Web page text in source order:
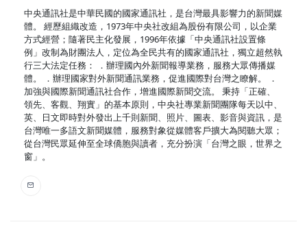
中央通訊社是中華民國的國家通訊社，是台灣最具影響力的新聞媒
體。 經歷組織改造，1973年中央社改組為股份有限公司，以企業
方式經營；隨著民主化發展，1996年依據「中央通訊社設置條
例」改制為財團法人，定位為全民共有的國家通訊社，獨立超然執
行三大法定任務： ．辦理國內外新聞報導業務，服務大眾傳播媒
體。 ．辦理國家對外新聞通訊業務，促進國際對台灣之瞭解。 ．
加強與國際新聞通訊社合作，增進國際新聞交流。 秉持「正確、
領先、客觀、翔實」的基本原則，中央社專業新聞團隊每天以中、
英、日文即時對外發出上千則新聞、照片、圖表、影音與資訊，是
台灣唯一多語文新聞媒體，服務對象從媒體客戶擴大為閱聽大眾；
從台灣民眾延伸至全球僑胞與讀者，充分扮演「台灣之眼，世界之
窗」。